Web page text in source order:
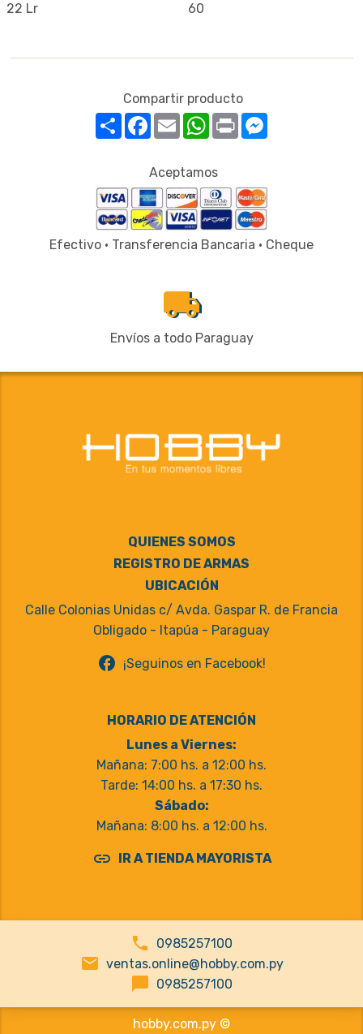
22 Lr
60
Compartir producto
CompartirFacebook
Email WhatsApp
Print
Aceptamos
Efectivo · Transferencia Bancaria · Cheque
local_shipping
Envíos a todo Paraguay
QUIENES SOMOS
REGISTRO DE ARMAS
UBICACIÓN
Calle Colonias Unidas c/ Avda. Gaspar R. de Francia
Obligado - Itapúa - Paraguay
facebook ¡Seguinos en Facebook!
HORARIO DE ATENCIÓN
Lunes a Viernes:
Mañana: 7:00 hs. a 12:00 hs.
Tarde: 14:00 hs. a 17:30 hs.
Sábado:
Mañana: 8:00 hs. a 12:00 hs.
link IR A TIENDA MAYORISTA
phone 0985257100
email ventas.online@hobby.com.py
chat_bubble 0985257100
hobby.com.py ©